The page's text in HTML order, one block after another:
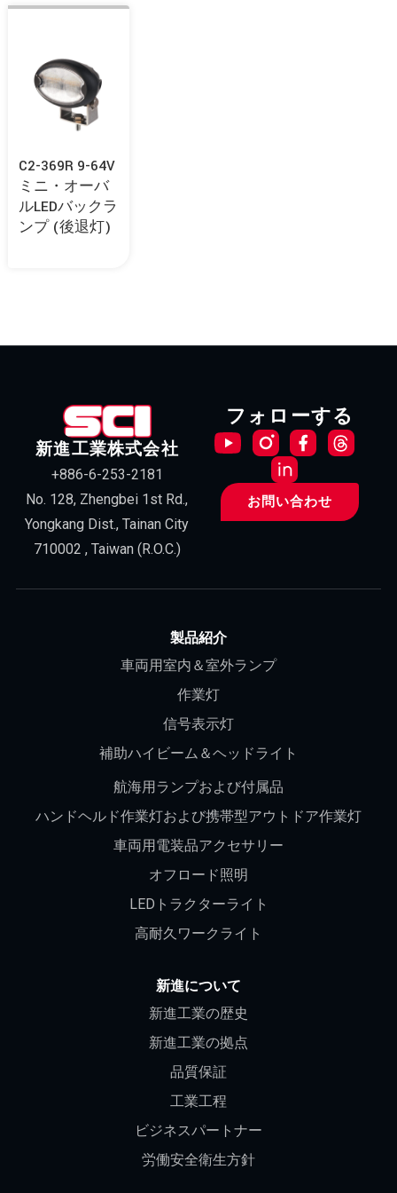
C2-369R 9-64V
ミニ・オーバ
ルLEDバックラ
ンプ (後退灯)
新進工業株式会社
+886-6-253-2181
No. 128, Zhengbei 1st Rd.,
Yongkang Dist., Tainan City
710002 , Taiwan (R.O.C.)
フォローする
お問い合わせ
製品紹介
車両用室内＆室外ランプ
作業灯
信号表示灯
補助ハイビーム＆ヘッドライト
航海用ランプおよび付属品
ハンドヘルド作業灯および携帯型アウトドア作業灯
車両用電装品アクセサリー
オフロード照明
LEDトラクターライト
高耐久ワークライト
新進について
新進工業の歴史
新進工業の拠点
品質保証
工業工程
ビジネスパートナー
労働安全衛生方針